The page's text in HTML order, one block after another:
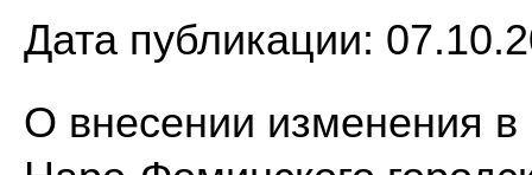
Дата публикации:
О внесении изменения